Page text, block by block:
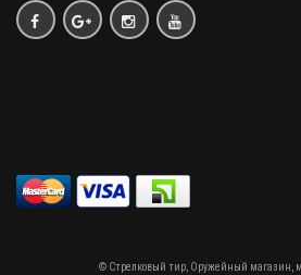
© Стрелковый тир, Оружейный магазин,